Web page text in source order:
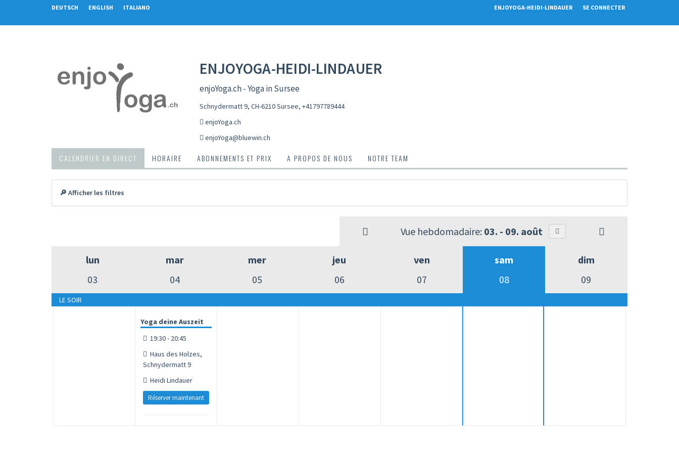
DEUTSCH ENGLISH ITALIANO ENJOYOGA-HEIDI-LINDAUER SE CONNECTER
ENJOYOGA-HEIDI-LINDAUER
enjoYoga.ch - Yoga in Sursee
Schnydermatt 9, CH-6210 Sursee, +41797789444
enjoYoga.ch
enjoYoga@bluewin.ch
CALENDRIER EN DIRECT HORAIRE ABONNEMENTS ET PRIX A PROPOS DE NOUS NOTRE TEAM
🔎 Afficher les filtres
Vue hebdomadaire: 03. - 09. août
lun
03
mar
04
mer
05
jeu
06
ven
07
sam
08
dim
09
LE SOIR
Yoga deine Auszeit
19:30 - 20:45
Haus des Holzes,
Schnydermatt 9
Heidi Lindauer
Réserver maintenant